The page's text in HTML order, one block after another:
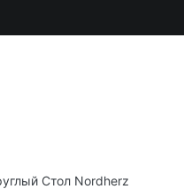
Стол Nordherz